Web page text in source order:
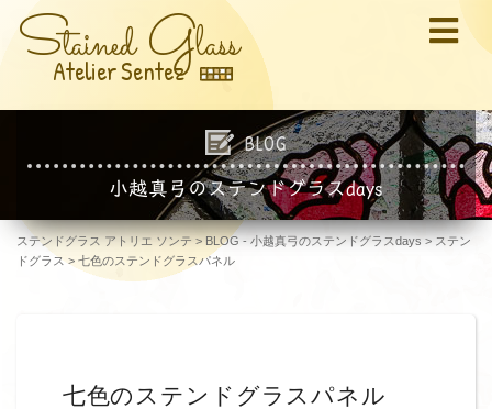
Stained Glass
Atelier Sentez
BLOG
小越真弓のステンドグラスdays
ステンドグラス アトリエ ソンテ > BLOG - 小越真弓のステンドグラスdays> ステン
ドグラス> 七色のステンドグラスパネル
七色のステンドグラスパネル